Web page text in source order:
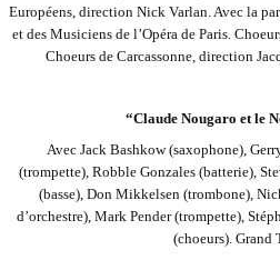
Européens, direction Nick Varlan. Avec la
et des Musiciens de l’Opéra de Paris.
Choeurs de Carcassonne, direction
“Claude Nougaro et le
Avec Jack Bashkow (saxophone),
(trompette), Robble Gonzales (batterie),
(basse), Don Mikkelsen (trombone),
d’orchestre), Mark Pender (trompette),
(choeurs). Grand